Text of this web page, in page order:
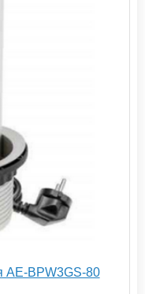
AE-BPW3GS-80